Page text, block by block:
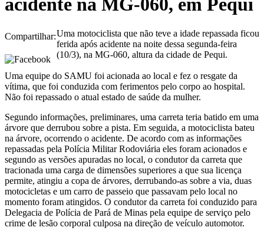
acidente na MG-060, em Pequi
Compartilhar:Uma motociclista que não teve a idade repassada ficou
ferida após acidente na noite dessa segunda-feira
(10/3), na MG-060, altura da cidade de Pequi.
Uma equipe do SAMU foi acionada ao local e fez o resgate da
vítima, que foi conduzida com ferimentos pelo corpo ao hospital.
Não foi repassado o atual estado de saúde da mulher.
Segundo informações, preliminares, uma carreta teria batido em uma
árvore que derrubou sobre a pista. Em seguida, a motociclista bateu
na árvore, ocorrendo o acidente. De acordo com as informações
repassadas pela Polícia Militar Rodoviária eles foram acionados e
segundo as versões apuradas no local, o condutor da carreta que
tracionada uma carga de dimensões superiores a que sua licença
permite, atingiu a copa de árvores, derrubando-as sobre a via, duas
motocicletas e um carro de passeio que passavam pelo local no
momento foram atingidos. O condutor da carreta foi conduzido para
Delegacia de Polícia de Pará de Minas pela equipe de serviço pelo
crime de lesão corporal culposa na direção de veículo automotor.